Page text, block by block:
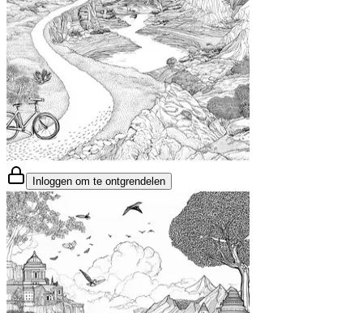
Inloggen om te ontgrendelen